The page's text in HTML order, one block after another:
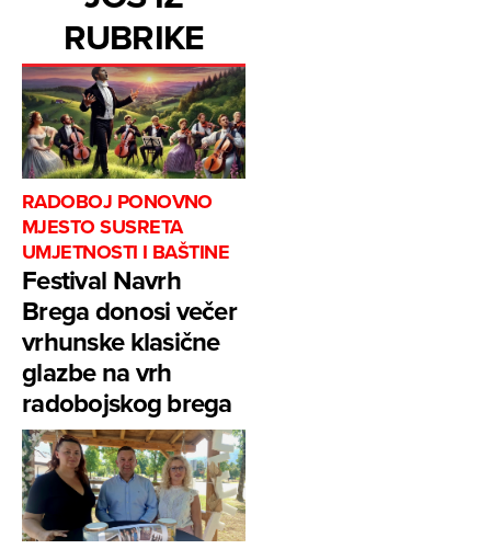
RUBRIKE
RADOBOJ PONOVNO
MJESTO SUSRETA
UMJETNOSTI I BAŠTINE
Festival Navrh
Brega donosi večer
vrhunske klasične
glazbe na vrh
radobojskog brega